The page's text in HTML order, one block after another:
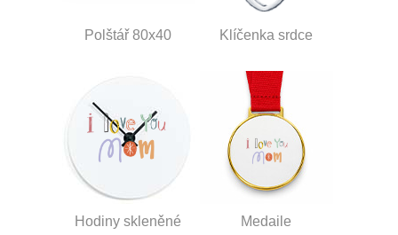
Polštář 80x40 Klíčenka srdce
Hodiny skleněné Medaile